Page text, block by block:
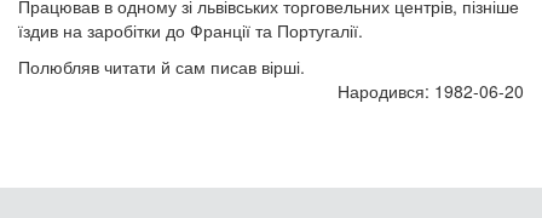
Працював в одному зі львівських торговельних центрів, пізніше
їздив на заробітки до Франції та Португалії.
Полюбляв читати й сам писав вірші.
Народився: 1982-06-20